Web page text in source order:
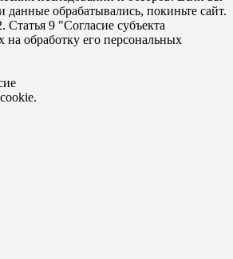
данные обрабатывались, покиньте сайт.
9 "Согласие субъекта
обработку его персональных